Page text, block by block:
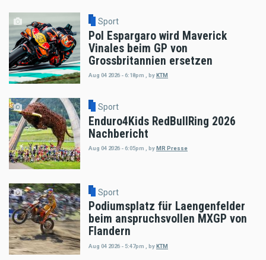
Sport
Pol Espargaro wird Maverick
Vinales beim GP von
Grossbritannien ersetzen
Aug 04 2026 - 6:18pm byKTM
Sport
Enduro4Kids RedBullRing 2026
Nachbericht
Aug 04 2026 - 6:05pm byMR Presse
Sport
Podiumsplatz für Laengenfelder
beim anspruchsvollen MXGP von
Flandern
Aug 04 2026 - 5:47pm byKTM